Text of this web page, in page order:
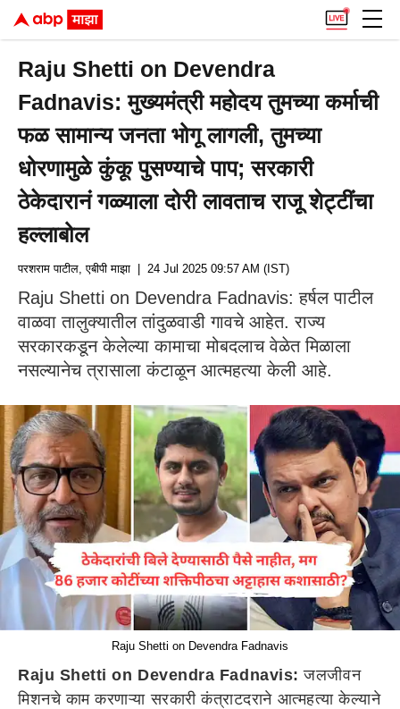
Raju Shetti on Devendra
Fadnavis: मुख्यमंत्री महोदय तुमच्या कर्माची
फळ सामान्य जनता भोगू लागली, तुमच्या
धोरणामुळे कुंकू पुसण्याचे पाप; सरकारी
ठेकेदारानं गळ्याला दोरी लावताच राजू शेट्टींचा
हल्लाबोल
परशराम पाटील, एबीपी माझा | 24 Jul 2025 09:57 AM (IST)
Raju Shetti on Devendra Fadnavis: हर्षल पाटील
वाळवा तालुक्यातील तांदुळवाडी गावचे आहेत. राज्य
सरकारकडून केलेल्या कामाचा मोबदलाच वेळेत मिळाला
नसल्यानेच त्रासाला कंटाळून आत्महत्या केली आहे.
Raju Shetti on Devendra Fadnavis
Raju Shetti on Devendra Fadnavis:जलजीवन
मिशनचे काम करणाऱ्या सरकारी कंत्राटदराने आत्महत्या केल्याने